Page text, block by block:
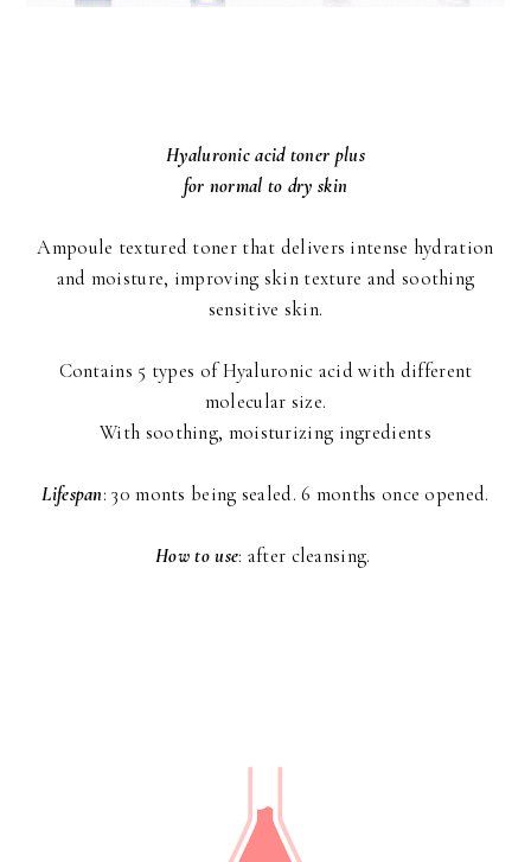
Hyaluronic acid toner plus
for normal to dry skin
Ampoule textured toner that delivers intense hydration
and moisture, improving skin texture and soothing
sensitive skin.
Contains 5 types of Hyaluronic acid with different
molecular size.
With soothing, moisturizing ingredients
Lifespan: 30 monts being sealed. 6 months once opened.
How to use: after cleansing.